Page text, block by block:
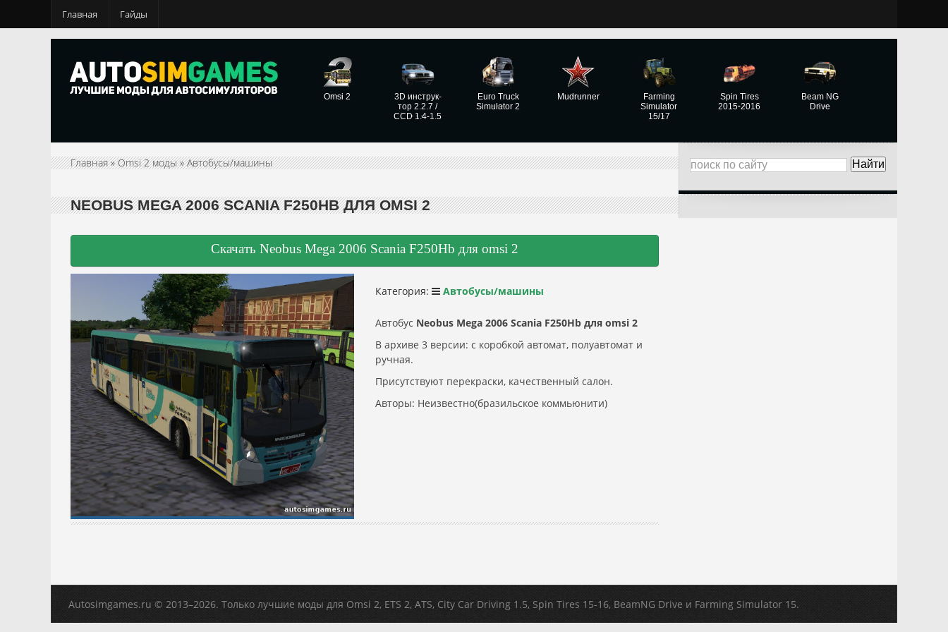
Главная Гайды
Omsi 2
3D инструк­
тор 2.2.7 /
CCD 1.4-1.5
Euro Truck
Simulator 2
Mudrunner
Farming
Simulator
15/17
Spin Tires
2015-2016
Beam NG
Drive
Главная»Omsi 2 моды»Автобусы/машины
NEOBUS MEGA 2006 SCANIA F250HB ДЛЯ OMSI 2
Скачать Neobus Mega 2006 Scania F250Hb для omsi 2
Категория: Автобусы/машины
Автобус Neobus Mega 2006 Scania F250Hb для omsi 2
В архиве 3 версии: с коробкой автомат, полуавтомат и
ручная.
Присутствуют перекраски, качественный салон.
Авторы: Неизвестно(бразильское коммьюнити)
Autosimgames.ru © 2013–2026. Только лучшие моды для Omsi 2, ETS 2, ATS, Сity Car Driving 1.5, Spin Tires 15-16, BeamNG Drive и Farming Simulator 15.